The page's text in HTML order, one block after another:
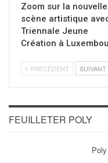
Zoom sur la nouvelle
scène artistique
Triennale Jeune
Création à
PRÉCÉDENT SUIVANT
FEUILLETER POLY